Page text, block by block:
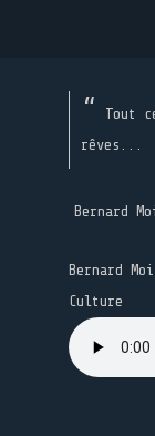
Tout
rêves...
Bernard
Bernard
Culture